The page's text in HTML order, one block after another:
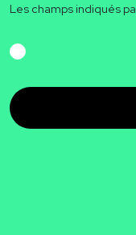
Les champs indiqués